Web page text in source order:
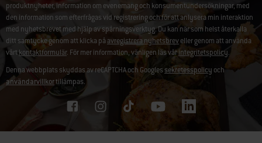
produktnyheter, information om evenemang och konsumentundersökningar, med
den information som efterfrågas vid registrering och för att anlysera min interaktion
med nyhetsbrevet med hjälp av spårningsverktyg. Du kan när som helst återkalla
ditt samtycke genom att klicka på avregistrera nyhetsbreveller genom att använda
vårt kontaktformulär. För mer information, vänligen läs vårintegritetspolicy.
Denna webbplats skyddas av reCAPTCHA och Googlessekretesspolicy och
användarvillkortillämpas.